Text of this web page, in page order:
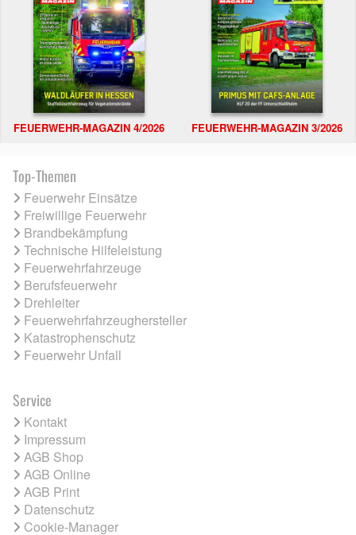
FEUERWEHR-MAGAZIN 4/2026 FEUERWEHR-MAGAZIN 3/2026
Top-Themen
Feuerwehr Einsätze
Freiwillige Feuerwehr
Brandbekämpfung
Technische Hilfeleistung
Feuerwehrfahrzeuge
Berufsfeuerwehr
Drehleiter
Feuerwehrfahrzeughersteller
Katastrophenschutz
Feuerwehr Unfall
Service
Kontakt
Impressum
AGB Shop
AGB Online
AGB Print
Datenschutz
Cookie-Manager